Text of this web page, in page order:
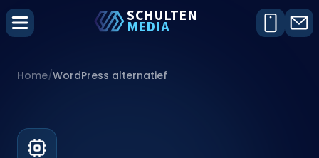
SCHULTEN
MEDIA
Home/WordPress alternatief